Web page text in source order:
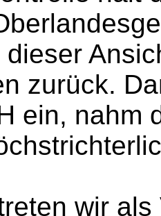
zurück.
ein, nahm
wir